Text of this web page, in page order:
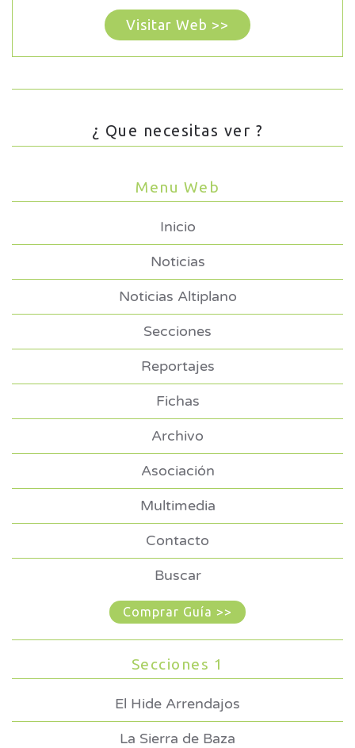
Visitar Web >>
¿ Que necesitas ver ?
Menu Web
Inicio
Noticias
Noticias Altiplano
Secciones
Reportajes
Fichas
Archivo
Asociación
Multimedia
Contacto
Buscar
Comprar Guía >>
Secciones 1
El Hide Arrendajos
La Sierra de Baza